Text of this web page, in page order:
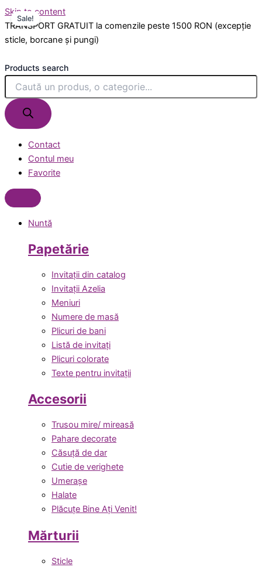
Skip to content
TRANSPORT GRATUIT la comenzile peste 1500 RON (excepție
sticle, borcane și pungi)
Products search
Contact
Contul meu
Favorite
Nuntă
Papetărie
Invitații din catalog
Invitații Azelia
Meniuri
Numere de masă
Plicuri de bani
Listă de invitați
Plicuri colorate
Texte pentru invitații
Accesorii
Trusou mire/ mireasă
Pahare decorate
Căsuță de dar
Cutie de verighete
Umerașe
Halate
Plăcuțe Bine Ați Venit!
Mărturii
Sticle
Sale!